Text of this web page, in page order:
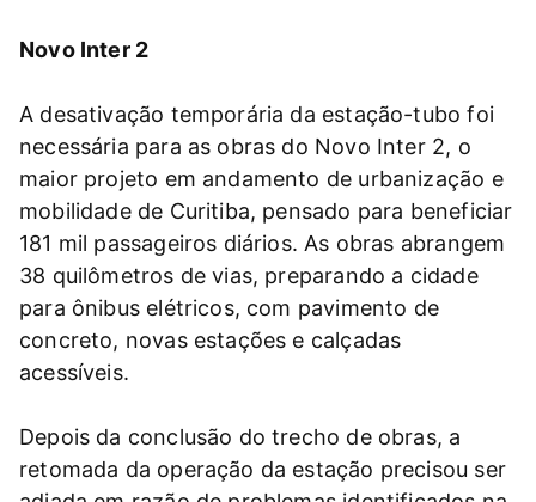
Novo Inter 2
A desativação temporária da estação-tubo foi
necessária para as obras do Novo Inter 2, o
maior projeto em andamento de urbanização e
mobilidade de Curitiba, pensado para beneficiar
181 mil passageiros diários. As obras abrangem
38 quilômetros de vias, preparando a cidade
para ônibus elétricos, com pavimento de
concreto, novas estações e calçadas
acessíveis.
Depois da conclusão do trecho de obras, a
retomada da operação da estação precisou ser